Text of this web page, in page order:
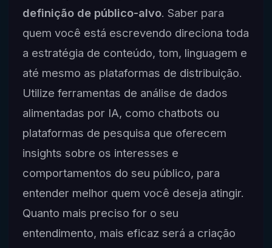
definição de público-alvo. Saber para
quem você está escrevendo direciona toda
a estratégia de conteúdo, tom, linguagem e
até mesmo as plataformas de distribuição.
Utilize ferramentas de análise de dados
alimentadas por IA, como chatbots ou
plataformas de pesquisa que oferecem
insights sobre os interesses e
comportamentos do seu público, para
entender melhor quem você deseja atingir.
Quanto mais preciso for o seu
entendimento, mais eficaz será a criação